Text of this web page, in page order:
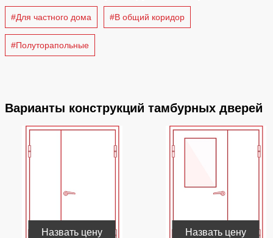
#Для частного дома #В общий коридор
#Полуторапольные
Варианты конструкций тамбурных дверей
Назвать цену Назвать цену